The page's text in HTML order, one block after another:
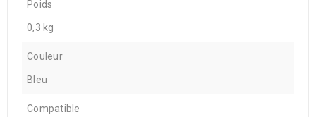
Poids
0,3 kg
Couleur
Bleu
Compatible